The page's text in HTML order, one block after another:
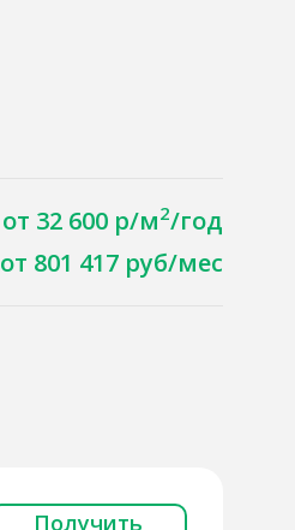
от 32 600 р/м2/год
от 801 417 руб/мес
Получить